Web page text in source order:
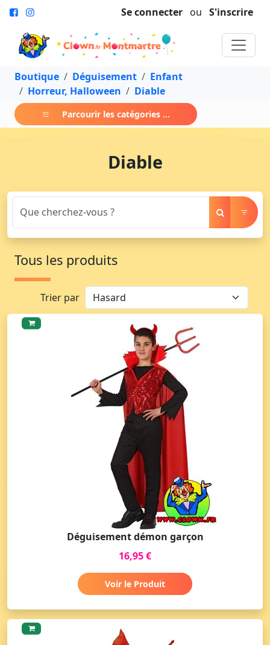
Se connecter ou S'inscrire
Boutique Déguisement
Enfant
Horreur, Halloween
Diable
Parcourir les catégories ...
Diable
Tous les produits
Trier par
Déguisement démon garçon
16,95 €
Voir le Produit